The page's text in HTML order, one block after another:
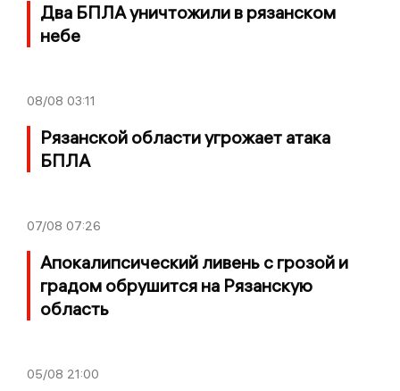
Два БПЛА уничтожили в рязанском
небе
08/08 03:11
Рязанской области угрожает атака
БПЛА
07/08 07:26
Апокалипсический ливень с грозой и
градом обрушится на Рязанскую
область
05/08 21:00